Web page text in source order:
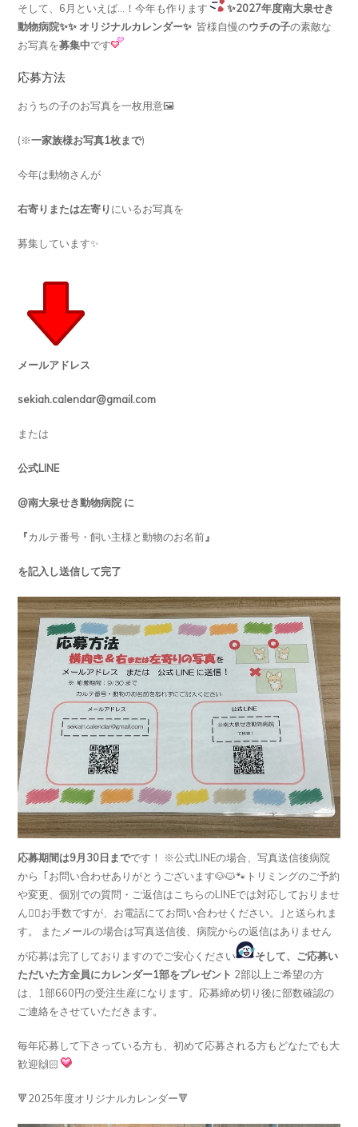
そして、6月といえば…！今年も作ります
✨2027年度南大泉せき
動物病院✨✨ オリジナルカレンダー✨ 皆様自慢のウチの子の素敵な
お写真を募集中です
応募方法
おうちの子のお写真を一枚用意🖼️
(※一家族様お写真1枚まで)
今年は動物さんが
右寄りまたは左寄りにいるお写真を
募集しています✨
メールアドレス
sekiah.calendar@gmail.com
または
公式LINE
@南大泉せき動物病院 に
『カルテ番号・飼い主様と動物のお名前』
を記入し送信して完了
応募期間は9月30日までです！ ※公式LINEの場合、写真送信後病院
から ｢お問い合わせありがとうございます🐶🐱🐾トリミングのご予約
や変更、個別での質問・ご返信はこちらのLINEでは対応しておりませ
ん🙇‍♂️お手数ですが、お電話にてお問い合わせください。｣と送られま
す。 またメールの場合は写真送信後、病院からの返信はありません
が応募は完了しておりますのでご安心ください
そして、ご応募い
ただいた方全員にカレンダー1部をプレゼント 2部以上ご希望の方
は、1部660円の受注生産になります。応募締め切り後に部数確認の
ご連絡をさせていただきます。
毎年応募して下さっている方も、初めて応募される方もどなたでも大
歓迎🙌🏻
🔻2025年度オリジナルカレンダー🔻